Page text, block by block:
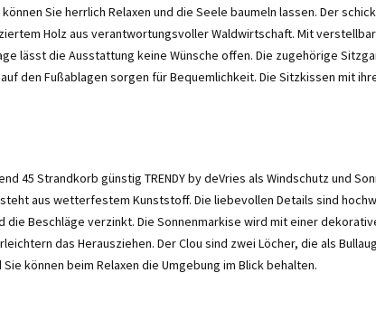
Sie herrlich Relaxen und die Seele baumeln lassen. Der
Holz aus verantwortungsvoller Waldwirtschaft. Mit
lässt die Ausstattung keine Wünsche offen. Die zugehörige
den Fußablagen sorgen für Bequemlichkeit. Die Sitzkissen mit
45 Strandkorb günstig TRENDY by deVries als Windschutz und
aus wetterfestem Kunststoff. Die liebevollen Details sind
Beschläge verzinkt. Die Sonnenmarkise wird mit einer
das Herausziehen. Der Clou sind zwei Löcher, die als
können beim Relaxen die Umgebung im Blick behalten.